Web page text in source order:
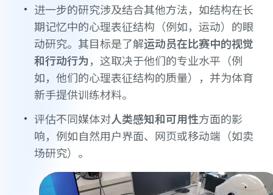
进一步的研究涉及结合其他方法，如结构在长
期记忆中的心理表征结构（例如，运动）的眼
动研究。其目标是了解运动员在比赛中的视觉
和行动行为，这取决于他们的专业水平（例
如，他们的心理表征结构的质量），并为体育
新手提供训练材料。
评估不同媒体对人类感知和可用性方面的影
响，例如自然用户界面、网页或移动端（如卖
场研究）。